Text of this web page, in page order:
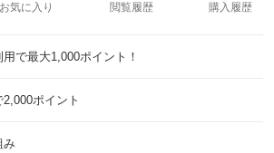
お気に入り 閲覧履歴 購入履歴
で最大1,000ポイント！
ポイント
み